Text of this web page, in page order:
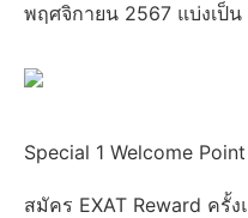
พฤศจิกายน 2567 แบ่งเป็
Special 1 Welcome Point
สมัคร EXAT Reward ครั้